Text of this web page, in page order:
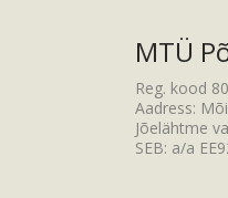
MTÜ
Reg. kood
Aadress:
Jõelähtme
SEB: a/a